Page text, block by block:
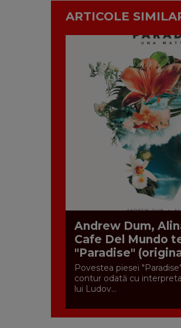
ARTICOLE
Andrew Dum,
Cafe Del Mundo
"Paradise"
Povestea piesei
contur odată cu
lui Ludov...